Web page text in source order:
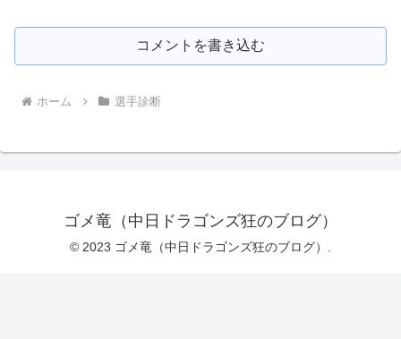
コメントを書き込む
ホーム 選手診断
ゴメ竜（中日ドラゴンズ狂のブログ）
© 2023 ゴメ竜（中日ドラゴンズ狂のブログ）.